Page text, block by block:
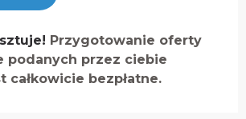
Przygotowanie oferty
podanych przez ciebie
całkowicie bezpłatne.